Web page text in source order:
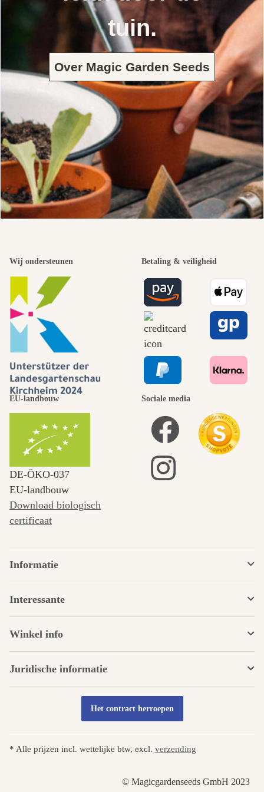
tuin.
Over Magic Garden Seeds
Wij ondersteunen Betaling & veiligheid
EU-landbouw
DE‑ÖKO‑037
EU-landbouw
Download biologisch
certificaat
Sociale media
Informatie
Interessante
Winkel info
Juridische informatie
Het contract herroepen
* Alle prijzen incl. wettelijke btw, excl. verzending
© Magicgardenseeds GmbH 2023